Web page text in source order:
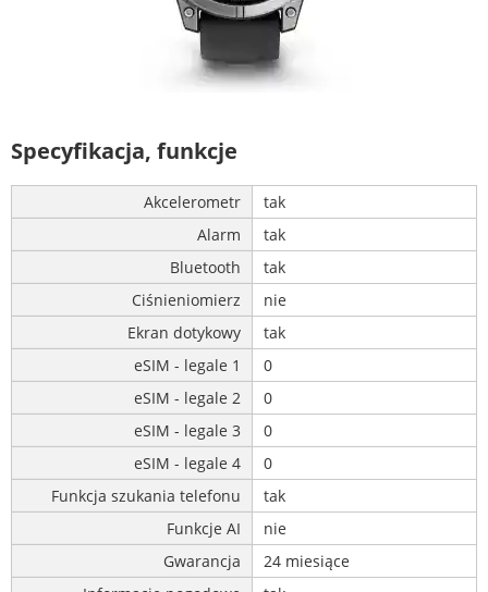
Specyfikacja, funkcje
Akcelerometr
tak
Alarm
tak
Bluetooth
tak
Ciśnieniomierz
nie
Ekran dotykowy
tak
eSIM - legale 1
0
eSIM - legale 2
0
eSIM - legale 3
0
eSIM - legale 4
0
Funkcja szukania telefonu
tak
Funkcje AI
nie
Gwarancja
24 miesiące